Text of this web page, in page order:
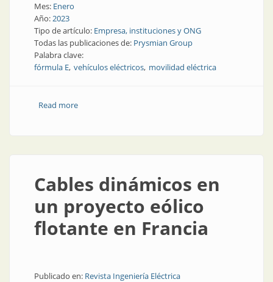
Mes: Enero
Año:2023
Tipo de artículo: Empresa, instituciones y ONG
Todas las publicaciones de: Prysmian Group
Palabra clave:
fórmula E vehículos eléctricos movilidad eléctrica
Read moreabout Nuevos cables eléctricos en la Fórmula E
Cables dinámicos en
un proyecto eólico
flotante en Francia
Publicado en: Revista Ingeniería Eléctrica